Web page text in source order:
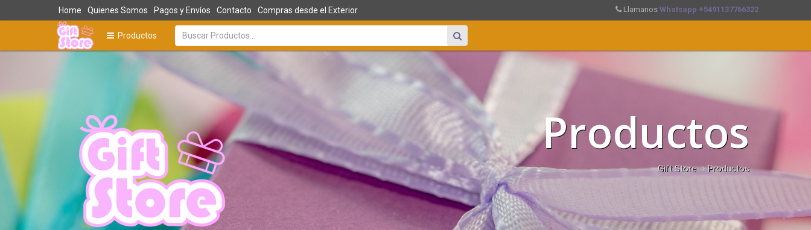
Home Quienes Somos Pagos y Envíos Contacto Compras desde el Exterior Llamanos Whatsapp +5491137766322
Productos
Productos
Gift Store Productos